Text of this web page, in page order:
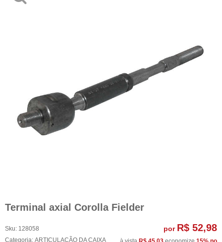
Terminal axial Corolla Fielder
Sku: 128058
Categoria: ARTICULAÇÃO DA CAIXA
por R$ 52,98